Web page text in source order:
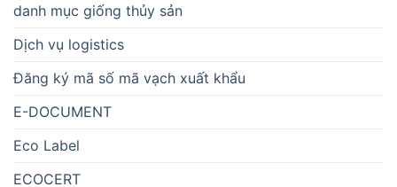
danh mục giống thủy sản
Dịch vụ logistics
Đăng ký mã số mã vạch xuất khẩu
E-DOCUMENT
Eco Label
ECOCERT